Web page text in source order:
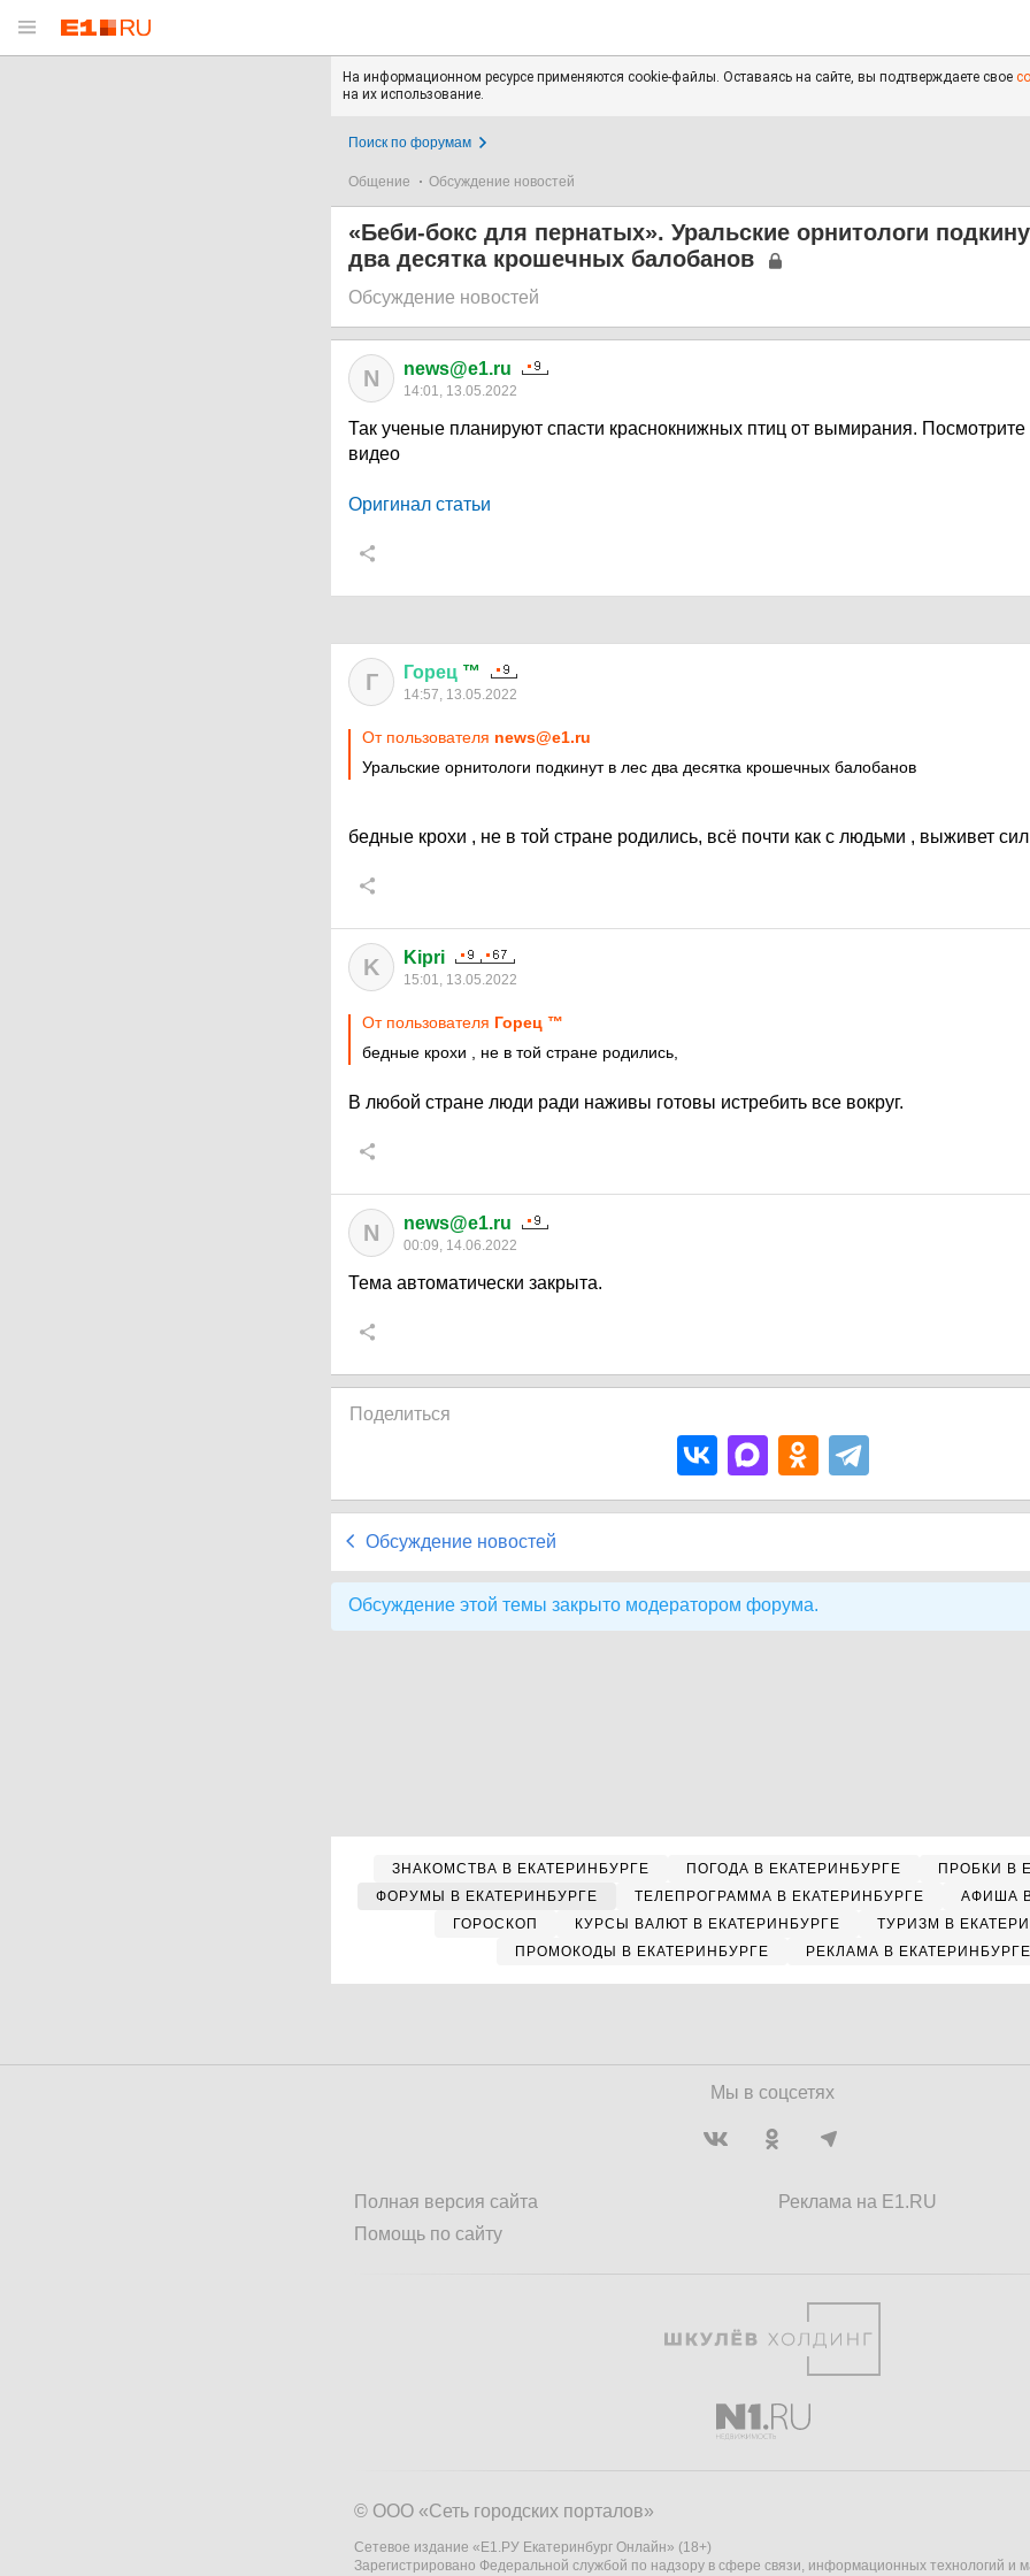
На информационном ресурсе применяются cookie-файлы. Оставаясь на сайте, вы подтверждаете свое
на их использование.
Поиск по форумам
Общение Обсуждение новостей
«Беби-бокс для пернатых». Уральские орнитологи
два десятка крошечных балобанов
Обсуждение новостей
N news@e1.ru
14:01, 13.05.2022
Так ученые планируют спасти краснокнижных птиц от вымирания.
видео
Оригинал статьи
Г Горец ™
14:57, 13.05.2022
От пользователя news@e1.ru
Уральские орнитологи подкинут в лес два десятка крошечных балобанов
бедные крохи , не в той стране родились, всё почти как с людьми , выживет
K Kipri
15:01, 13.05.2022
От пользователя Горец ™
бедные крохи , не в той стране родились,
В любой стране люди ради наживы готовы истребить все вокруг.
N news@e1.ru
00:09, 14.06.2022
Тема автоматически закрыта.
Поделиться
Обсуждение новостей
Обсуждение этой темы закрыто модератором форума.
ЗНАКОМСТВА В ЕКАТЕРИНБУРГЕ ПОГОДА В ЕКАТЕРИНБУРГЕ
ПРОБКИ В
ФОРУМЫ В ЕКАТЕРИНБУРГЕ
ТЕЛЕПРОГРАММА В ЕКАТЕРИНБУРГЕ
АФИША
ГОРОСКОП
КУРСЫ ВАЛЮТ В ЕКАТЕРИНБУРГЕ
ТУРИЗМ В
ПРОМОКОДЫ В ЕКАТЕРИНБУРГЕ
РЕКЛАМА В ЕКАТЕРИНБУРГЕ
Мы в соцсетях
Полная версия сайта
Помощь по сайту
Реклама на E1.RU
© ООО «Сеть городских порталов»
Сетевое издание «Е1.РУ Екатеринбург Онлайн» (18+)
Зарегистрировано Федеральной службой по надзору в сфере связи, информационных технологий и